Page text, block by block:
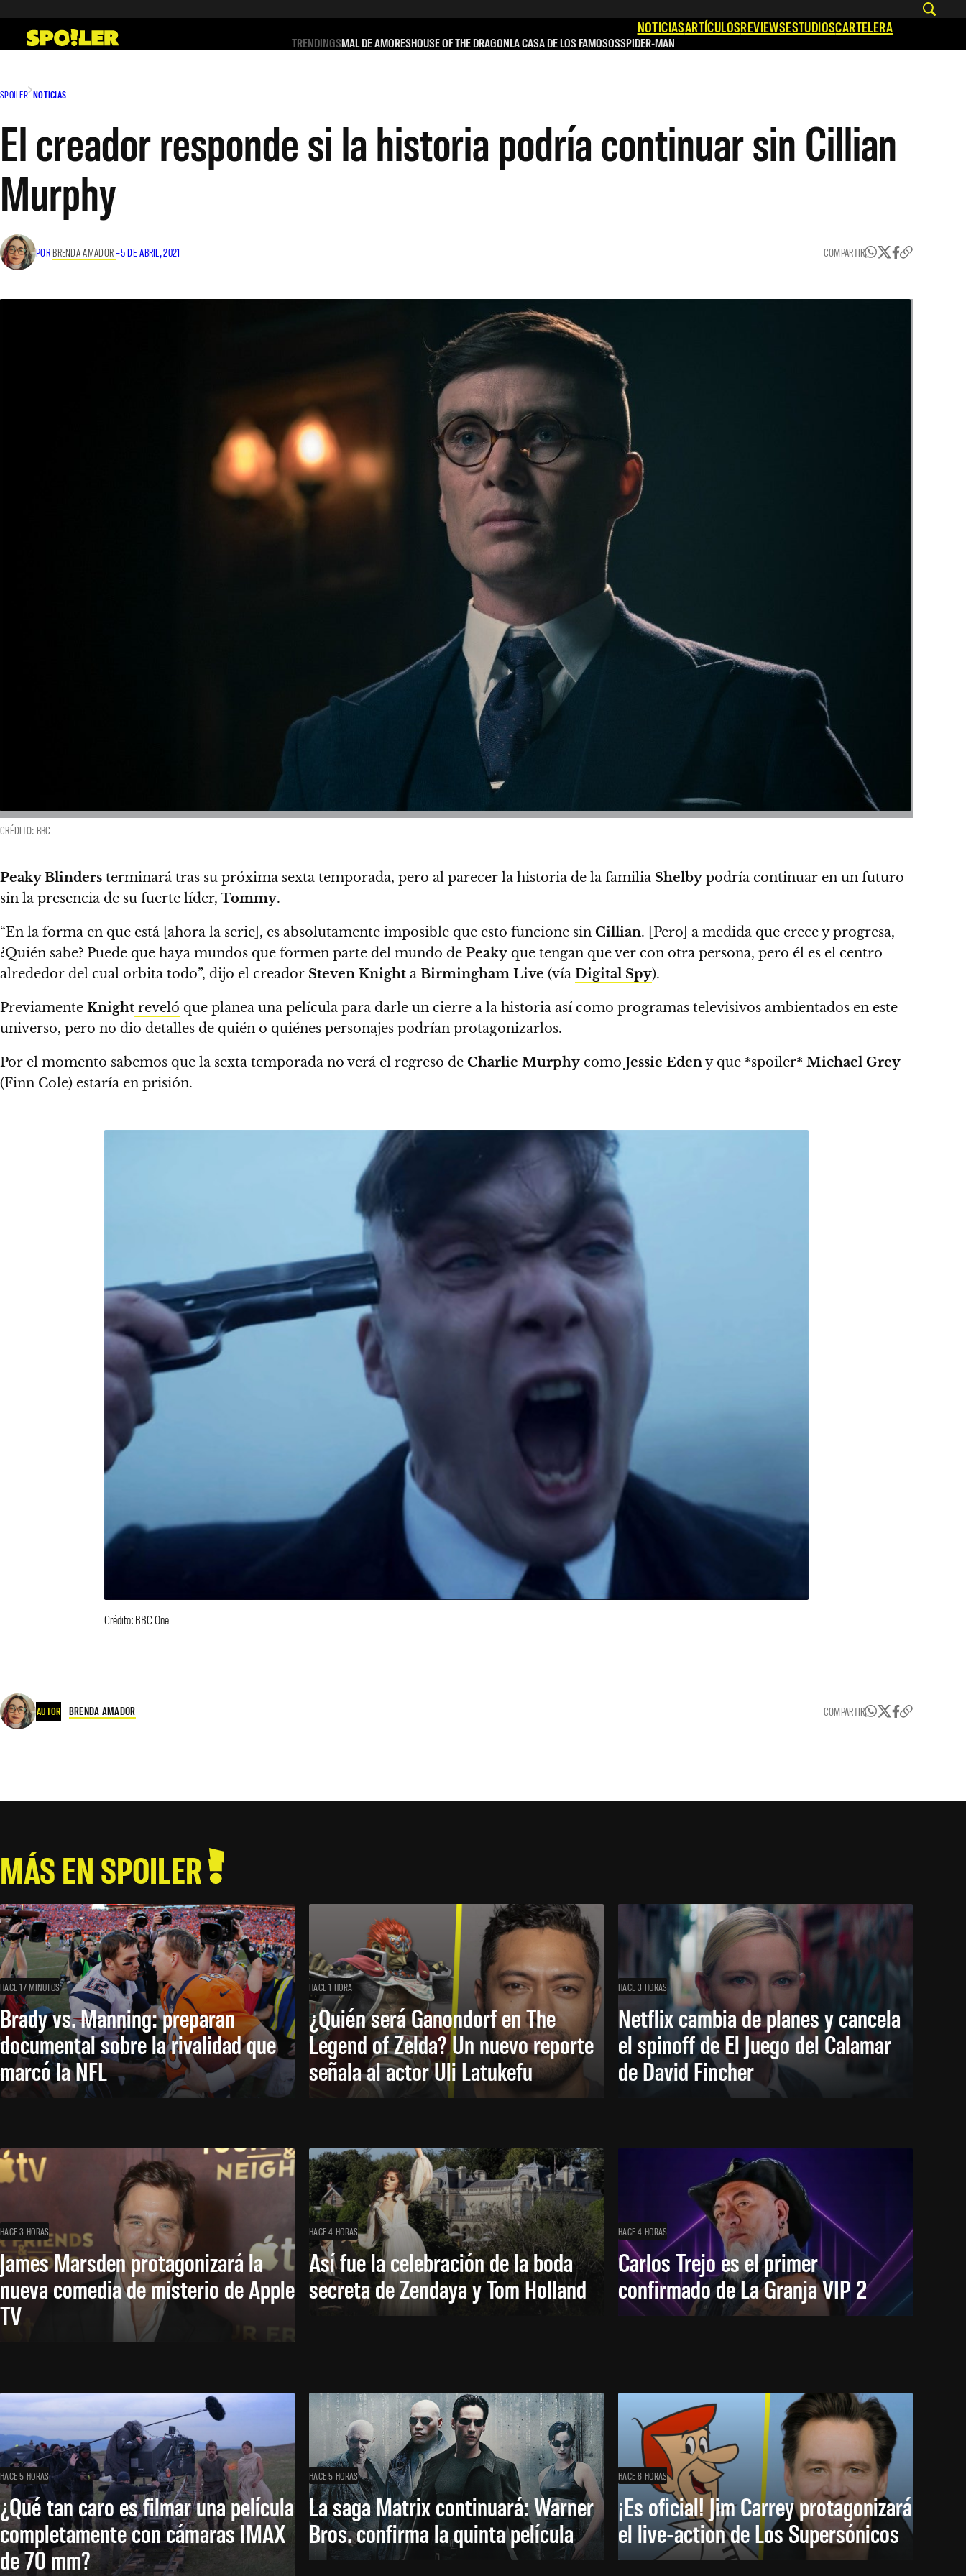
contenido
NOTICIASARTÍCULOSREVIEWSESTUDIOSCARTELERA
TRENDINGSMAL DE AMORESHOUSE OF THE DRAGONLA CASA DE LOS FAMOSOSSPIDER-MAN
SPOILER NOTICIAS
El creador responde si la historia podría continuar sin Cillian
Murphy
POR BRENDA AMADOR–5 DE ABRIL, 2021 COMPARTIR
CRÉDITO: BBC
Peaky Blinders terminará tras su próxima sexta temporada, pero al parecer la historia de la familia Shelby podría continuar en un futuro
sin la presencia de su fuerte líder, Tommy.
“En la forma en que está [ahora la serie], es absolutamente imposible que esto funcione sin Cillian. [Pero] a medida que crece y progresa,
¿Quién sabe? Puede que haya mundos que formen parte del mundo de Peaky que tengan que ver con otra persona, pero él es el centro
alrededor del cual orbita todo”, dijo el creador Steven Knight a Birmingham Live (vía Digital Spy).
Previamente Knight reveló que planea una película para darle un cierre a la historia así como programas televisivos ambientados en este
universo, pero no dio detalles de quién o quiénes personajes podrían protagonizarlos.
Por el momento sabemos que la sexta temporada no verá el regreso de Charlie Murphy como Jessie Edeny que *spoiler* Michael Grey
(Finn Cole) estaría en prisión.
Crédito: BBC One
AUTOR BRENDA AMADOR COMPARTIR
MÁS EN SPOILER
HACE 17 MINUTOS
Brady vs. Manning: preparan
documental sobre la rivalidad que
marcó la NFL
HACE 1 HORA
¿Quién será Ganondorf en The
Legend of Zelda? Un nuevo reporte
señala al actor Uli Latukefu
HACE 3 HORAS
Netflix cambia de planes y cancela
el spinoff de El Juego del Calamar
de David Fincher
HACE 3 HORAS
James Marsden protagonizará la
nueva comedia de misterio de Apple
TV
HACE 4 HORAS
Así fue la celebración de la boda
secreta de Zendaya y Tom Holland
HACE 4 HORAS
Carlos Trejo es el primer
confirmado de La Granja VIP 2
HACE 5 HORAS
¿Qué tan caro es filmar una película
completamente con cámaras IMAX
de 70 mm?
HACE 5 HORAS
La saga Matrix continuará: Warner
Bros. confirma la quinta película
HACE 6 HORAS
¡Es oficial! Jim Carrey protagonizará
el live-action de Los Supersónicos